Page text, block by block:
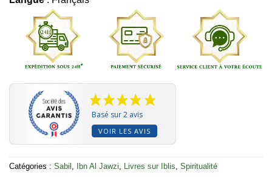
Basé sur 2 avis
VOIR LES AVIS
Catégories : Sabil , Ibn Al Jawzi, Livres sur Iblis, Spiritualité